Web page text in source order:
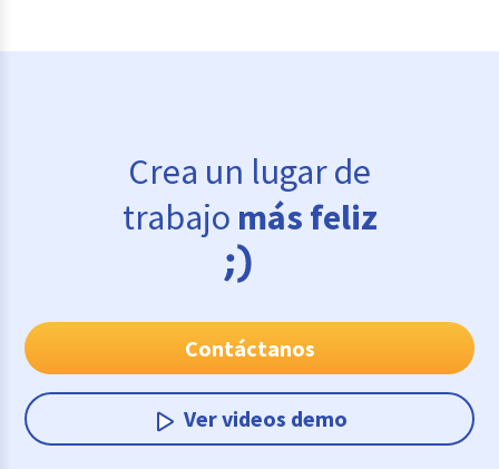
Crea un lugar de
trabajo más feliz
Contáctanos
Ver videos demo